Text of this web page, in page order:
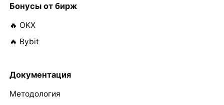
Бонусы от бирж
🔥 OKX
🔥 Bybit
Документация
Методология